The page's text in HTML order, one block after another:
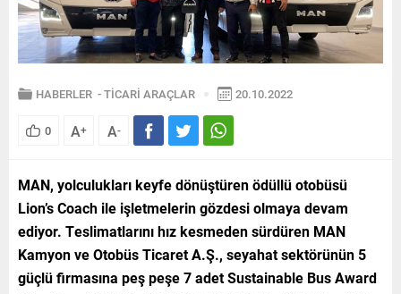
HABERLER -TİCARİ ARAÇLAR 20.10.2022
0 A+ A-
MAN, yolculukları keyfe dönüştüren ödüllü otobüsü
Lion’s Coach ile işletmelerin gözdesi olmaya devam
ediyor. Teslimatlarını hız kesmeden sürdüren MAN
Kamyon ve Otobüs Ticaret A.Ş., seyahat sektörünün 5
güçlü firmasına peş peşe 7 adet Sustainable Bus Award